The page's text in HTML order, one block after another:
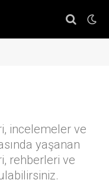
incelemeler ve
yaşanan
rehberleri ve